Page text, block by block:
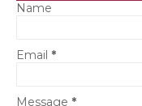
Name
Email *
Message *